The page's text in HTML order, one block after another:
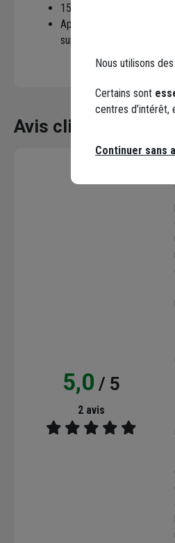
15 minutes après
Après le séchage durant
support traité
Avis clients
5,0 / 5
2 avis
Nous utilisons
Certains sont
centres d’intérêt,
Continuer sans